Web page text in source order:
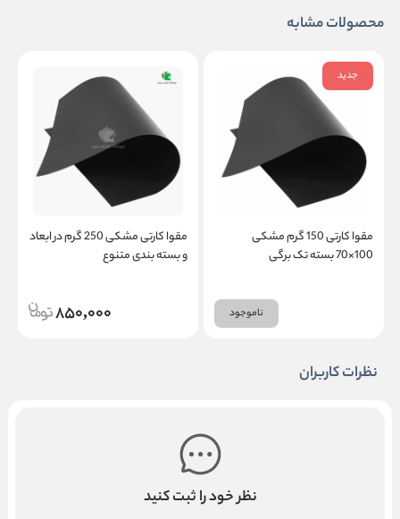
محصولات مشابه
جدید
مقوا کارتی 150 گرم مشکی
100×70 بسته تک برگی
ناموجود
مقوا کارتی مشکی 250 گرم در ابعاد
و بسته بندی متنوع
850,000
نظرات کاربران
نظر خود را ثبت کنید